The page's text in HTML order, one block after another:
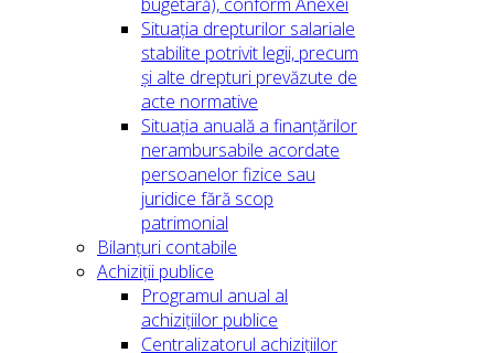
Situația drepturilor salariale
stabilite potrivit legii, precum
și alte drepturi prevăzute de
acte normative
Situația anuală a finanțărilor
nerambursabile acordate
persoanelor fizice sau
juridice fără scop
patrimonial
Bilanțuri contabile
Achiziții publice
Programul anual al
achizițiilor publice
Centralizatorul achizițiilor